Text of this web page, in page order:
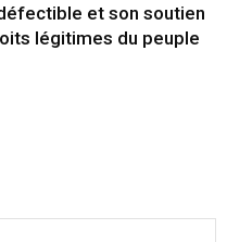
et son soutien
légitimes du peuple